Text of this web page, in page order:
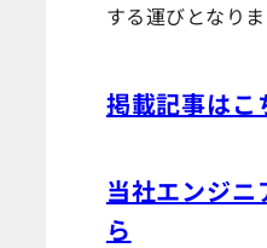
する運びとなりま
掲載記事はこ
当社エンジニ
ら